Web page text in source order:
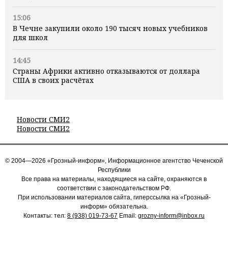
15:06
В Чечне закупили около 190 тысяч новых учебников
для школ
14:45
Страны Африки активно отказываются от доллара
США в своих расчётах
Новости СМИ2
Новости СМИ2
© 2004—2026 «Грозный-информ», Информационное агентство Чеченской
Республики
Все права на материалы, находящиеся на сайте, охраняются в
соответствии с законодательством РФ.
При использовании материалов сайта, гиперссылка на «Грозный-
информ» обязательна.
Контакты: тел: 8 (938) 019-73-67 Email: grozny-inform@inbox.ru